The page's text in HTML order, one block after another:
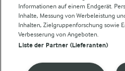
Cookie Wahl wieder öffnen
Informationen auf einem Endgerät.
Inhalte, Messung von Werbeleistung
Inhalten, Zielgruppenforschung sowie
Verbesserung von Angeboten.
Liste der Partner (Lieferanten)